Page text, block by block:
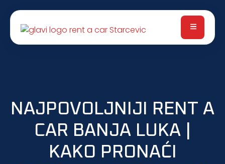
NAJPOVOLJNIJI RENT A
CAR BANJA LUKA |
KAKO PRONAĆI